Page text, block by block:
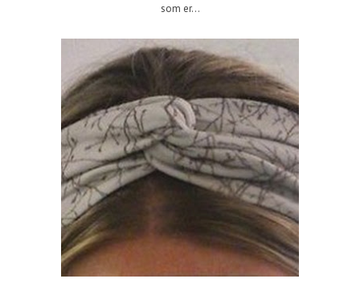
som er...